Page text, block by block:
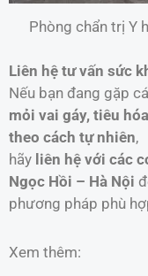
Phòng chẩn trị Y
Liên hệ tư vấn sức
Nếu bạn đang gặp
mỏi vai gáy, tiêu
theo cách tự nhiên,
hãy liên hệ với các
Ngọc Hồi – Hà Nội
phương pháp phù
Xem thêm: